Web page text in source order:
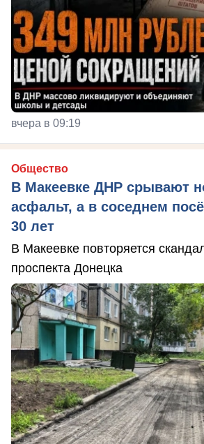
вчера в 09:19
Общество
В Макеевке ДНР срывают
асфальт, а в соседнем
30 лет
В Макеевке повторяется
проспекта Донецка